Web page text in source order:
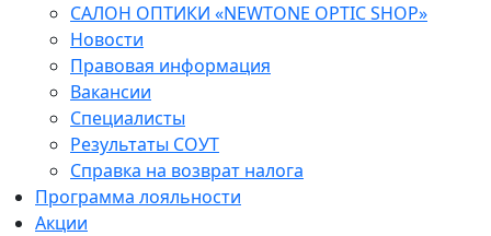
САЛОН ОПТИКИ «NEWTONE OPTIC SHOP»
Новости
Правовая информация
Вакансии
Специалисты
Результаты СОУТ
Справка на возврат налога
Программа лояльности
Акции